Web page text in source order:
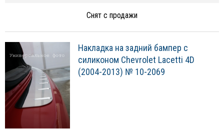
Снят с продажи
Накладка на задний бампер с
силиконом Chevrolet Lacetti 4D
(2004-2013) № 10-2069